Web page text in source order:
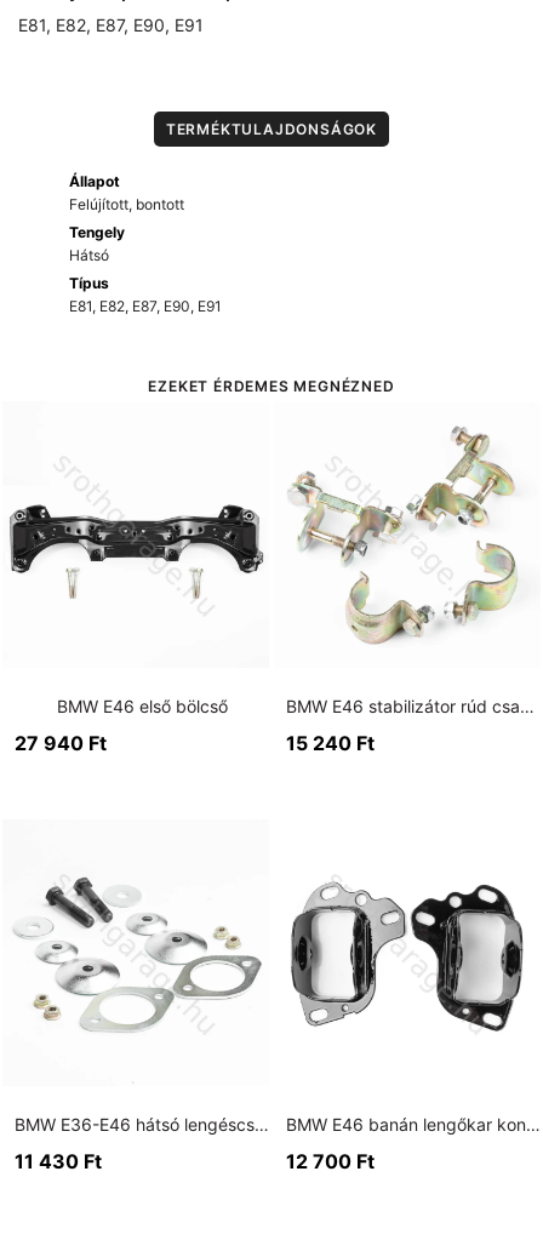
mennyiség
E81, E82, E87, E90, E91
TERMÉKTULAJDONSÁGOK
Állapot
Felújított, bontott
Tengely
Hátsó
Típus
E81, E82, E87, E90, E91
EZEKET ÉRDEMES MEGNÉZNED
BMW E46 első bölcső
27 940 Ft
BMW E46 stabilizátor rúd csavarkészlet
15 240 Ft
BMW E36-E46 hátsó lengéscsillapító erősített alátét szett + torony erősítő szett
11 430 Ft
BMW E46 banán lengőkar konzol
12 700 Ft